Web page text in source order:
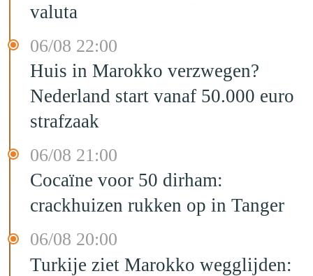
valuta
06/08 22:00
Huis in Marokko verzwegen?
Nederland start vanaf 50.000 euro
strafzaak
06/08 21:00
Cocaïne voor 50 dirham:
crackhuizen rukken op in Tanger
06/08 20:00
Turkije ziet Marokko wegglijden: